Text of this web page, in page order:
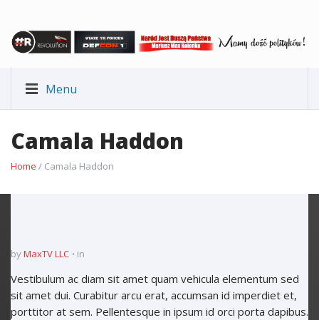
Menu
Camala Haddon
Home / Camala Haddon
byMaxTV LLC in
Vestibulum ac diam sit amet quam vehicula elementum sed
sit amet dui. Curabitur arcu erat, accumsan id imperdiet et,
porttitor at sem. Pellentesque in ipsum id orci porta dapibus.